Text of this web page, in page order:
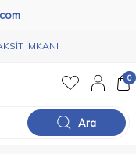
İMKANI
Ara
0